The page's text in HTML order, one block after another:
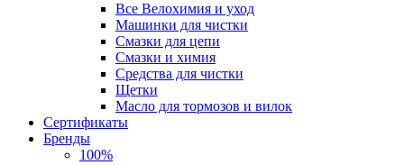
Все Велохимия и уход
Машинки для чистки
Смазки для цепи
Смазки и химия
Средства для чистки
Щетки
Масло для тормозов и вилок
Сертификаты
Бренды
100%